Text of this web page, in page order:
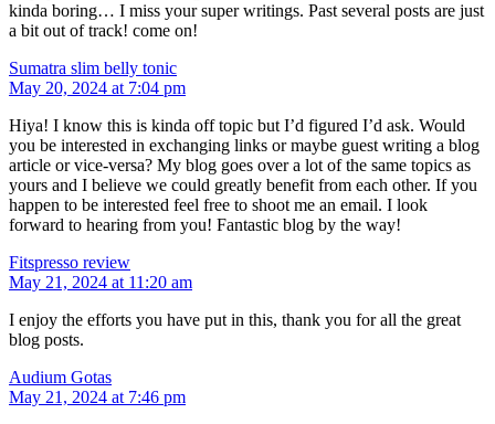
kinda boring… I miss your super writings. Past several posts are just
a bit out of track! come on!
Sumatra slim belly tonic
May 20, 2024 at 7:04 pm
Hiya! I know this is kinda off topic but I’d figured I’d ask. Would
you be interested in exchanging links or maybe guest writing a blog
article or vice-versa? My blog goes over a lot of the same topics as
yours and I believe we could greatly benefit from each other. If you
happen to be interested feel free to shoot me an email. I look
forward to hearing from you! Fantastic blog by the way!
Fitspresso review
May 21, 2024 at 11:20 am
I enjoy the efforts you have put in this, thank you for all the great
blog posts.
Audium Gotas
May 21, 2024 at 7:46 pm